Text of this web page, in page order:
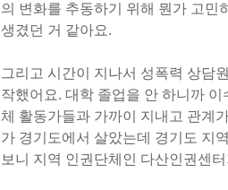
의 변화를 추동하기 위해 뭔가 고민
생겼던 거 같아요.
그리고 시간이 지나서 성폭력 상담
작했어요. 대학 졸업을 안 하니까
체 활동가들과 가까이 지내고 관계
가 경기도에서 살았는데 경기도 지
보니 지역 인권단체인 다산인권센